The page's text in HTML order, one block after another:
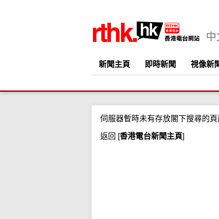
新聞主頁 即時新聞 視像新
伺服器暫時未有存放閣下搜尋的頁
返回 [香港電台新聞主頁]